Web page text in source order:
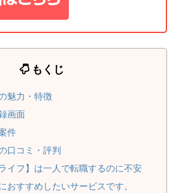
もくじ
魅力・特徴
画面
件
口コミ・評判
イフ】は一人で転職するのに不安
おすすめしたいサービスです。